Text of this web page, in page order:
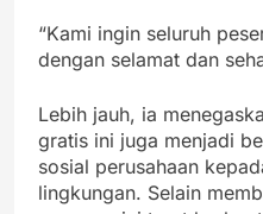
“Kami ingin seluruh
dengan selamat dan
Lebih jauh, ia
gratis ini juga menjadi
sosial perusahaan
lingkungan. Selain